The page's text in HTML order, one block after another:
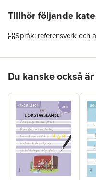
Tillhör följande
Språk: referensverk och
Du kanske också